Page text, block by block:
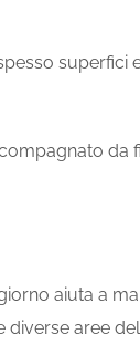
superfici
aiuta a
aree